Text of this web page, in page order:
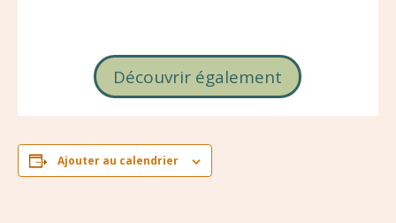
Découvrir également
Ajouter au calendrier